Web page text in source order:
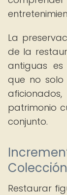
La
de la
antiguas
que no solo
patrimonio
conjunto.
Colección
Restaurar